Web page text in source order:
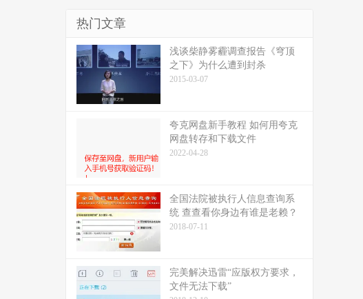
热门文章
浅谈柴静雾霾调查报告《穹顶
之下》为什么遭到封杀
2015-03-07
夸克网盘新手教程 如何用夸克
网盘转存和下载文件
2022-04-28
全国法院被执行人信息查询系
统 查查看你身边有谁是老赖？
2018-07-11
完美解决迅雷“应版权方要求，
文件无法下载”